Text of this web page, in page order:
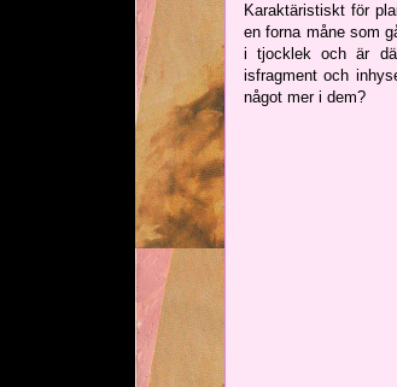
Karaktäristiskt för
en forna måne som
i tjocklek och är
isfragment och
något mer i dem?